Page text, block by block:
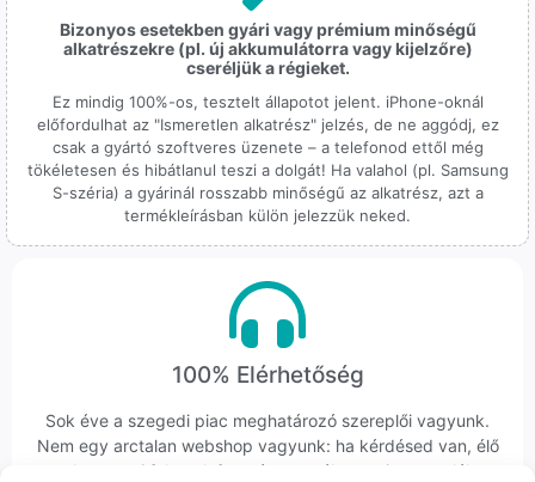
Bizonyos esetekben gyári vagy prémium minőségű
alkatrészekre (pl. új akkumulátorra vagy kijelzőre)
cseréljük a régieket.
Ez mindig 100%-os, tesztelt állapotot jelent. iPhone-oknál
előfordulhat az "Ismeretlen alkatrész" jelzés, de ne aggódj, ez
csak a gyártó szoftveres üzenete – a telefonod ettől még
tökéletesen és hibátlanul teszi a dolgát! Ha valahol (pl. Samsung
S-széria) a gyárinál rosszabb minőségű az alkatrész, azt a
termékleírásban külön jelezzük neked.
100% Elérhetőség
Sok éve a szegedi piac meghatározó szereplői vagyunk.
Nem egy arctalan webshop vagyunk: ha kérdésed van, élő
ember veszi fel a telefont, és személyesen is megtalálsz